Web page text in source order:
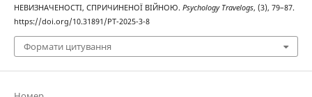
НЕВИЗНАЧЕНОСТІ, СПРИЧИНЕНОЇ ВІЙНОЮ. Psychology Travelogs, (3), 79–87.
https://doi.org/10.31891/PT-2025-3-8
Формати цитування